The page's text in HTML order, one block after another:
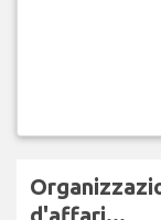
d'affari...